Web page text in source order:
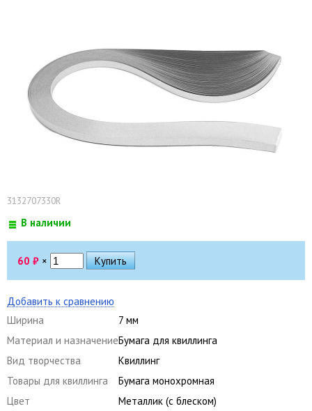
3132707330R
В наличии
60 ₽ ×
Добавить к сравнению
Ширина
7 мм
Материал и назначениеБумага для квиллинга
Вид творчества
Квиллинг
Товары для квиллинга
Бумага монохромная
Цвет
Металлик (с блеском)